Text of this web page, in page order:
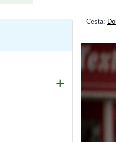
Cesta: